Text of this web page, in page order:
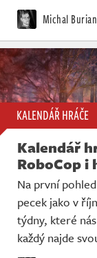
Michal Burian
KALENDÁŘ HRÁČE
Kalendář
RoboCop
Na první
pecek jako v
týdny, které
každý najde